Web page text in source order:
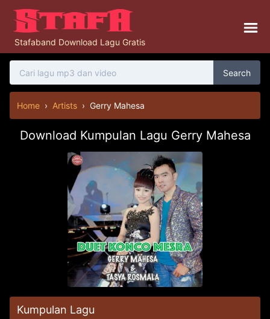
Stafaband Download Lagu Gratis
Search
Home › Artists › Gerry Mahesa
Download Kumpulan Lagu Gerry Mahesa
Kumpulan Lagu